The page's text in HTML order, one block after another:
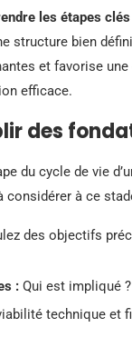
les étapes clés
structure bien
et favorise
efficace.
des
du cycle de vie
à ce
des objectifs
: Qui est impliqué
technique et